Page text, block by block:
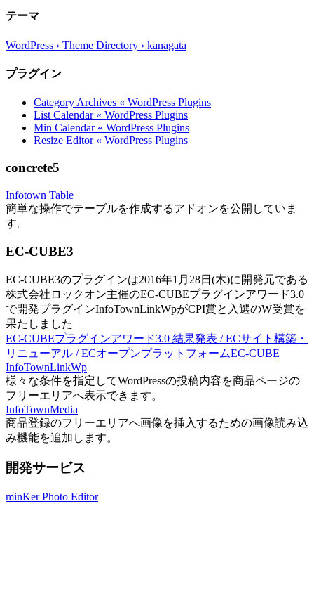
テーマ
WordPress › Theme Directory › kanagata
プラグイン
Category Archives « WordPress Plugins
List Calendar « WordPress Plugins
Min Calendar « WordPress Plugins
Resize Editor « WordPress Plugins
concrete5
Infotown Table
簡単な操作でテーブルを作成するアドオンを公開していま
す。
EC-CUBE3
EC-CUBE3のプラグインは2016年1月28日(木)に開発元である
株式会社ロックオン主催のEC-CUBEプラグインアワード3.0
で開発プラグインInfoTownLinkWpがCPI賞と入選のW受賞を
果たしました
EC-CUBEプラグインアワード3.0 結果発表 / ECサイト構築・
リニューアル / ECオープンプラットフォームEC-CUBE
InfoTownLinkWp
様々な条件を指定してWordPressの投稿内容を商品ページの
フリーエリアへ表示できます。
InfoTownMedia
商品登録のフリーエリアへ画像を挿入するための画像読み込
み機能を追加します。
開発サービス
minKer Photo Editor